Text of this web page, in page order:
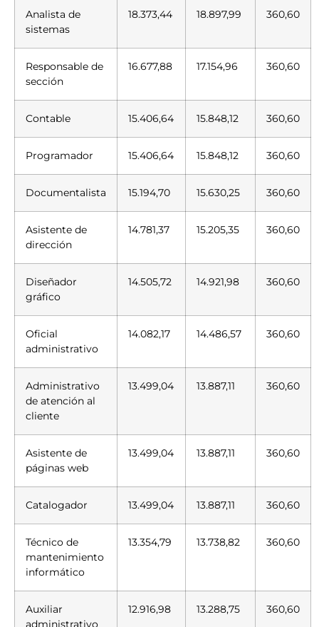
Analista de
sistemas
18.373,44 18.897,99 360,60
Responsable de
sección
16.677,88 17.154,96 360,60
Contable 15.406,64 15.848,12 360,60
Programador 15.406,64 15.848,12 360,60
Documentalista 15.194,70 15.630,25 360,60
Asistente de
dirección
14.781,37 15.205,35 360,60
Diseñador
gráfico
14.505,72 14.921,98 360,60
Oficial
administrativo
14.082,17 14.486,57 360,60
Administrativo
de atención al
cliente
13.499,04 13.887,11 360,60
Asistente de
páginas web
13.499,04 13.887,11 360,60
Catalogador 13.499,04 13.887,11 360,60
Técnico de
mantenimiento
informático
13.354,79 13.738,82 360,60
Auxiliar
administrativo
12.916,98 13.288,75 360,60